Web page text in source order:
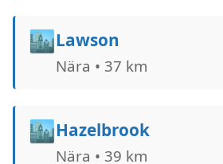
🏙️Lawson
Nära • 37 km
🏙️Hazelbrook
Nära • 39 km